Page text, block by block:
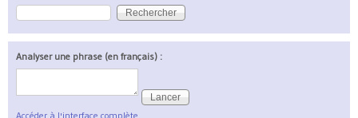
Formulaire de recherche
Rechercher
Analyser une phrase (en français) :
Accéder à l'interface complète.